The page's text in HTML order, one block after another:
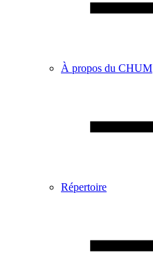
À propos du CHUM
Répertoire